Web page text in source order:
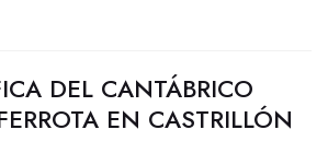
DEL CANTÁBRICO
EN CASTRILLÓN